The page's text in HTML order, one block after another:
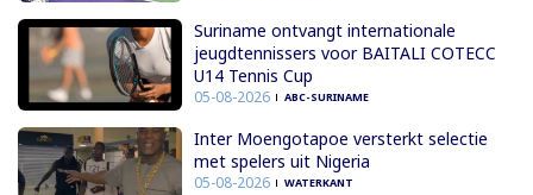
Suriname ontvangt internationale
jeugdtennissers voor BAITALI COTECC
U14 Tennis Cup
05-08-2026 ABC-SURINAME
Inter Moengotapoe versterkt selectie
met spelers uit Nigeria
05-08-2026 WATERKANT